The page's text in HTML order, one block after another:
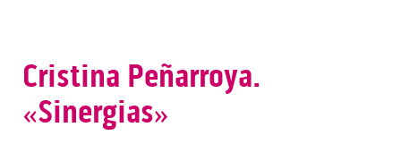
Cristina Peñarroya.
«Sinergias»